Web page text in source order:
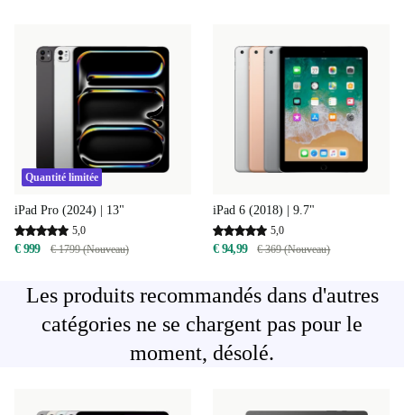
Quantité limitée
iPad Pro (2024) | 13"
5,0
€ 999 € 1799 (Nouveau)
iPad 6 (2018) | 9.7"
5,0
€ 94,99 € 369 (Nouveau)
Les produits recommandés dans d'autres
catégories ne se chargent pas pour le
moment, désolé.